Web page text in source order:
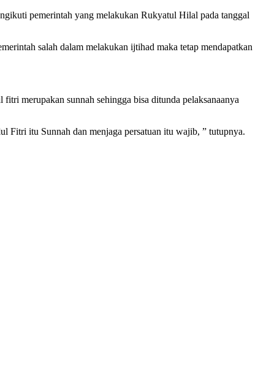
pemerintah yang melakukan Rukyatul Hilal pada tanggal
salah dalam melakukan ijtihad maka tetap mendapatkan
merupakan sunnah sehingga bisa ditunda pelaksanaanya
Fitri itu Sunnah dan menjaga persatuan itu wajib, ” tutupnya.